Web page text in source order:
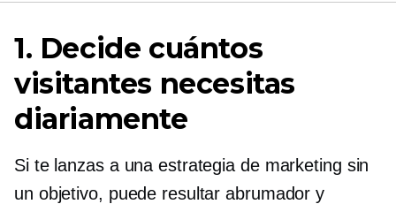
1. Decide cuántos
visitantes necesitas
diariamente
Si te lanzas a una estrategia de marketing sin
un objetivo, puede resultar abrumador y